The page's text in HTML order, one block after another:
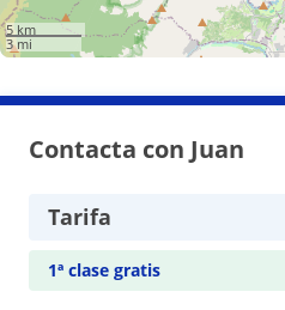
5 km
3 mi
Contacta con Juan
Tarifa
1ª clase gratis